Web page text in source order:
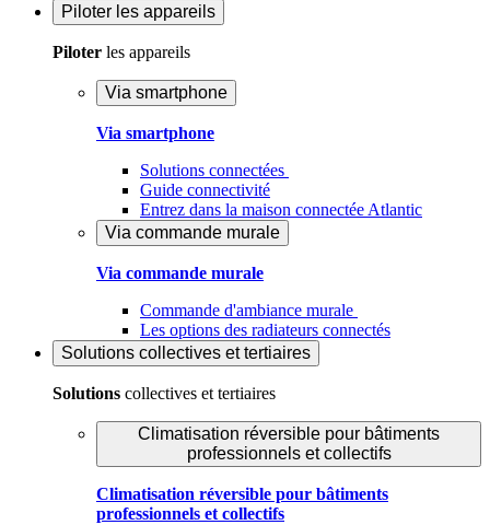
Piloter les appareils
Piloter les appareils
Via smartphone
Via smartphone
Solutions connectées
Guide connectivité
Entrez dans la maison connectée Atlantic
Via commande murale
Via commande murale
Commande d'ambiance murale
Les options des radiateurs connectés
Solutions collectives et tertiaires
Solutions collectives et tertiaires
Climatisation réversible pour bâtiments
professionnels et collectifs
Climatisation réversible pour bâtiments
professionnels et collectifs